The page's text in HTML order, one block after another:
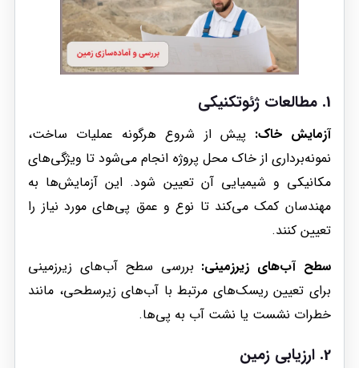
1. مطالعات ژئوتکنیکی
آزمایش خاک: پیش از شروع هرگونه عملیات ساخت،
نمونه‌برداری از خاک محل پروژه انجام می‌شود تا ویژگی‌های
مکانیکی و شیمیایی آن تعیین شود. این آزمایش‌ها به
مهندسان کمک می‌کند تا نوع و عمق پی‌های مورد نیاز را
تعیین کنند.
سطح آب‌های زیرزمینی: بررسی سطح آب‌های زیرزمینی
برای تعیین ریسک‌های مرتبط با آب‌های زیرسطحی، مانند
خطرات نشست یا نشت آب به پی‌ها.
2. ارزیابی زمین